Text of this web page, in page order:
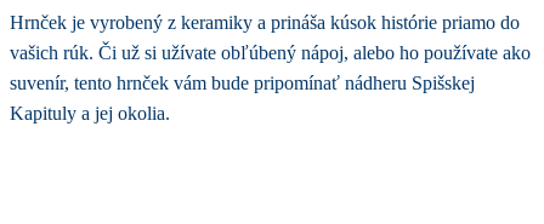
Hrnček je vyrobený z keramiky a prináša kúsok histórie priamo do
vašich rúk. Či už si užívate obľúbený nápoj, alebo ho používate ako
suvenír, tento hrnček vám bude pripomínať nádheru Spišskej
Kapituly a jej okolia.